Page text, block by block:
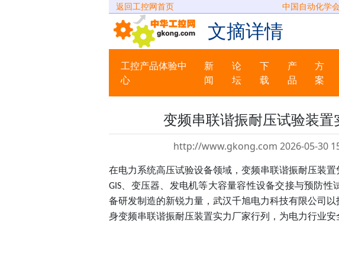
返回工控网首页 中国自动化学
文摘详情
工控产品体验中
心
新
闻
论
坛
下
载
产
品
方
案
变频串联谐振耐压试验装
http://www.gkong.com 2026-05-30
在电力系统高压试验设备领域，变频串联谐振耐压装
GIS 、变压器、发电机等大容量容性设备交接与预防
备研发制造的新锐力量，武汉千旭电力科技有限公司
身变频串联谐振耐压装置实力厂家行列，为电力行业安